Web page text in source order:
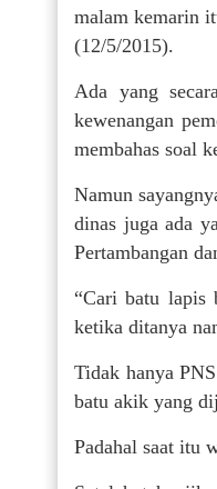
malam kemarin
(12/5/2015).
Ada yang
kewenangan
membahas soal
Namun
dinas juga ada
Pertambangan
“Cari batu lapis
ketika ditanya
Tidak hanya
batu akik yang
Padahal saat itu